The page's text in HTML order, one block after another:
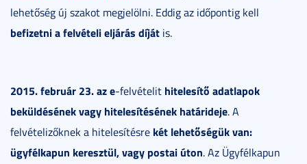
lehetőség új szakot megjelölni. Eddig az időpontig kell
befizetni a felvételi eljárás díját is.
2015. február 23.az e-felvételit hitelesítő adatlapok
beküldésének vagy hitelesítésének határideje. A
felvételizőknek a hitelesítésre két lehetőségük van:
ügyfélkapun keresztül, vagy postai úton. Az Ügyfélkapun